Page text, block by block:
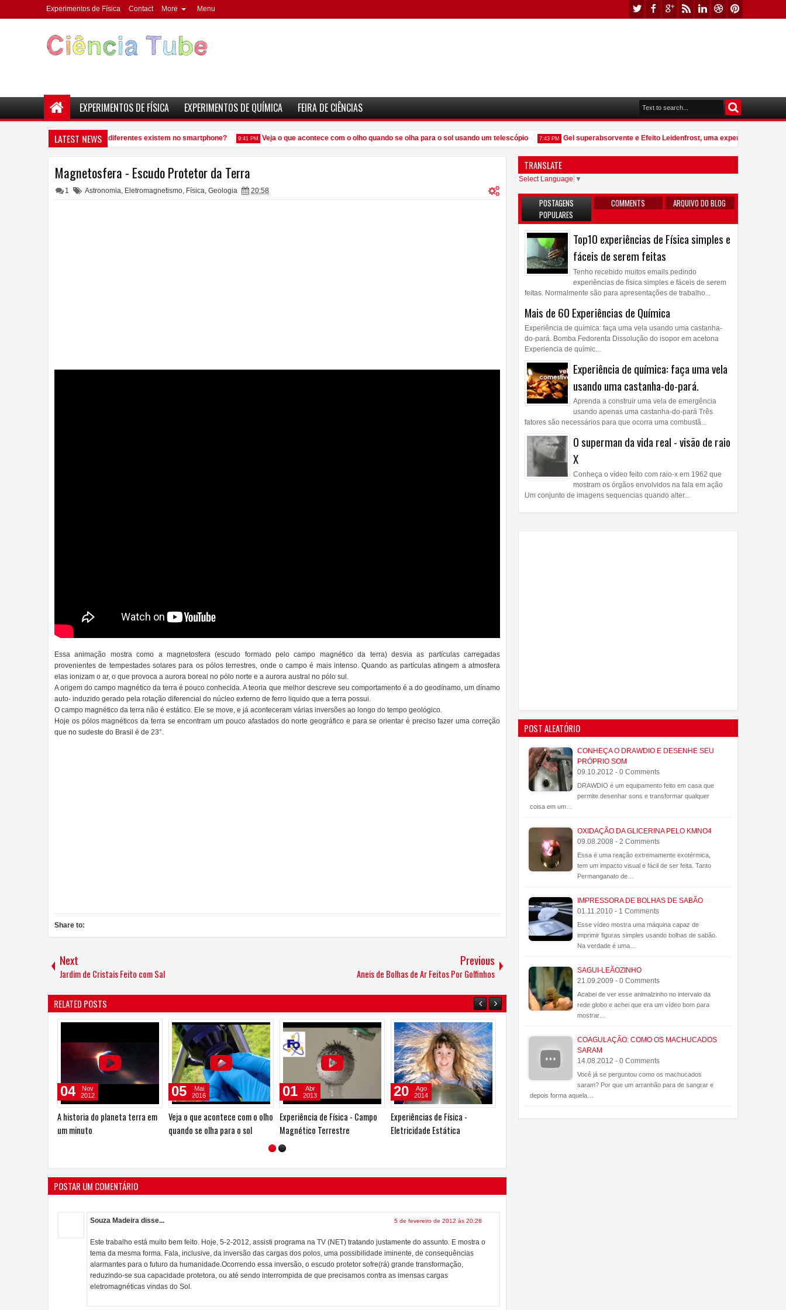
Experimentos de Física Contact More Menu
EXPERIMENTOS DE FÍSICA EXPERIMENTOS DE QUÍMICA FEIRA DE CIÊNCIAS
LATEST NEWS
Quantos elementos químicos diferentes existem no smartphone? 9:41 PM Veja o que acontece com o olho quando se olha para o sol usando um telescópio 7:43 PM Gel superabsorvente e Efeito Leidenfrost, uma experiência que vale
Magnetosfera - Escudo Protetor da Terra
1 Astronomia, Eletromagnetismo, Física, Geologia 20:58
Essa animação mostra como a magnetosfera (escudo formado pelo campo magnético da terra) desvia as partículas carregadas
provenientes de tempestades solares para os pólos terrestres, onde o campo é mais intenso. Quando as partículas atingem a atmosfera
elas ionizam o ar, o que provoca a aurora boreal no pólo norte e a aurora austral no pólo sul.
A origem do campo magnético da terra é pouco conhecida. A teoria que melhor descreve seu comportamento é a do geodínamo, um dínamo
auto- induzido gerado pela rotação diferencial do núcleo externo de ferro liquido que a terra possui.
O campo magnético da terra não é estático. Ele se move, e já aconteceram várias inversões ao longo do tempo geológico.
Hoje os pólos magnéticos da terra se encontram um pouco afastados do norte geográfico e para se orientar é preciso fazer uma correção
que no sudeste do Brasil é de 23°.
Share to:
Next
Jardim de Cristais Feito com Sal
Previous
Aneis de Bolhas de Ar Feitos Por Golfinhos
RELATED POSTS
Experiência de Física - Campo
Magnético Terrestre
01
Abr
2013
Experiências de Física -
Eletricidade Estática
20
Ago
2014
Bobina de Tesla, gaiola de
Faraday e muito rock'n roll
12
Abr
2012
GPR - entenda como funciona o
Georadar
30
Mai
2011
Aurora Boreal Vista da Estação
2010
Quais os perigos do Vento
11
Jan
POSTAR UM COMENTÁRIO
Souza Madeira disse... 5 de fevereiro de 2012 às 20:26
Este trabalho está muito bem feito. Hoje, 5-2-2012, assisti programa na TV (NET) tratando justamente do assunto. E mostra o
tema da mesma forma. Fala, inclusive, da inversão das cargas dos polos, uma possibilidade iminente, de consequências
alarmantes para o futuro da humanidade.Ocorrendo essa inversão, o escudo protetor sofre(rá) grande transformação,
reduzindo-se sua capacidade protetora, ou até sendo interrompida de que precisamos contra as imensas cargas
eletromagnéticas vindas do Sol.
TRANSLATE
Select Language ▼
POSTAGENS
POPULARES
COMMENTS ARQUIVO DO BLOG
Top10 experiências de Física simples e
fáceis de serem feitas
Tenho recebido muitos emails pedindo
experiências de física simples e fáceis de serem
feitas. Normalmente são para apresentações de trabalho...
Mais de 60 Experiências de Química
Experiência de química: faça uma vela usando uma castanha-
do-pará. Bomba Fedorenta Dissolução do isopor em acetona
Experiencia de químic...
Experiência de química: faça uma vela
usando uma castanha-do-pará.
Aprenda a construir uma vela de emergência
usando apenas uma castanha-do-pará Três
fatores são necessários para que ocorra uma combustã...
O superman da vida real - visão de raio
X
Conheça o vídeo feito com raio-x em 1962 que
mostram os órgãos envolvidos na fala em ação
Um conjunto de imagens sequencias quando alter...
POST ALEATÓRIO
CONHEÇA O DRAWDIO E DESENHE SEU
PRÓPRIO SOM
09.10.2012 - 0 Comments
DRAWDIO é um equipamento feito em casa que
permite desenhar sons e transformar qualquer
coisa em um…
OXIDAÇÃO DA GLICERINA PELO KMNO4
09.08.2008 - 2 Comments
Essa é uma reação extremamente exotérmica,
tem um impacto visual e fácil de ser feita. Tanto
Permanganato de…
IMPRESSORA DE BOLHAS DE SABÃO
01.11.2010 - 1 Comments
Esse vídeo mostra uma máquina capaz de
imprimir figuras simples usando bolhas de sabão.
Na verdade é uma…
SAGUI-LEÃOZINHO
21.09.2009 - 0 Comments
Acabei de ver esse animalzinho no intervalo da
rede globo e achei que era um vídeo bom para
mostrar…
COAGULAÇÃO: COMO OS MACHUCADOS
SARAM
14.08.2012 - 0 Comments
Você já se perguntou como os machucados
saram? Por que um arranhão para de sangrar e
depois forma aquela…